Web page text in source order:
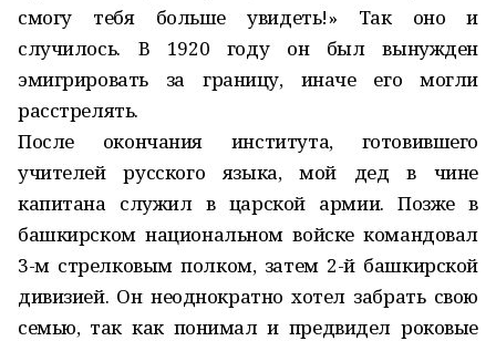
смогу тебя больше увидеть!» Так оно и
случилось. В 1920 году он был вынужден
эмигрировать за границу, иначе его могли
расстрелять.
После окончания института, готовившего
учителей русского языка, мой дед в чине
капитана служил в царской армии. Позже в
башкирском национальном войске командовал
3-м стрелковым полком, затем 2-й башкирской
дивизией. Он неоднократно хотел забрать свою
семью, так как понимал и предвидел роковые